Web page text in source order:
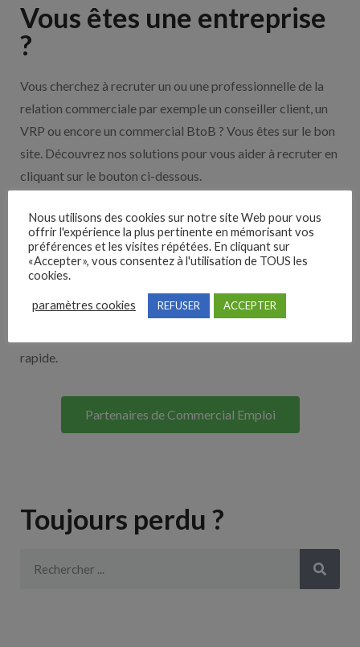
Vous êtes une entreprise
?
Vous cherchez à recruter un ou une professionnelle de la
relation commerciale par exemple un conseiller client, un
VRP ou encore un commercial BtoB ? Vous êtes sur le bon
site. Découvrez nos solutions pour vous aider à recruter en
cliquant sur le bouton ci-dessous.
Nos solutions entreprises
Découvrez nos partenaires ! Moteurs de recherches,
multidiffuseurs, sites payant… nombreux sont nos
partenaires. Si vous travaillez avec un ATS nous avons
rapide.
Partenaires de Commercial Emploi
Toujours perdu ?
Nous utilisons des cookies sur notre site Web pour vous
offrir l'expérience la plus pertinente en mémorisant vos
préférences et les visites répétées. En cliquant sur
«Accepter», vous consentez à l'utilisation de TOUS les
cookies.
paramètres cookies REFUSER ACCEPTER